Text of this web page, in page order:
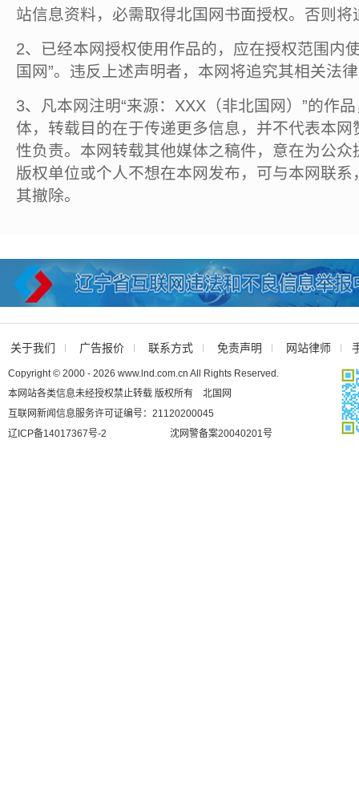
站信息资料，必需取得北国网书面授权。否则将
2、已经本网授权使用作品的，应在授权范围内
国网”。违反上述声明者，本网将追究其相关法
3、凡本网注明“来源：XXX（非北国网）”的作
体，转载目的在于传递更多信息，并不代表本
性负责。本网转载其他媒体之稿件，意在为公
版权单位或个人不想在本网发布，可与本网联
其撤除。
关于我们 广告报价 联系方式 免责声明 网站律师
Copyright © 2000 - 2026 www.lnd.com.cn All Rights Reserved.
本网站各类信息未经授权禁止转载 版权所有 北国网
互联网新闻信息服务许可证编号：21120200045
辽ICP备14017367号-2
沈网警备案20040201号